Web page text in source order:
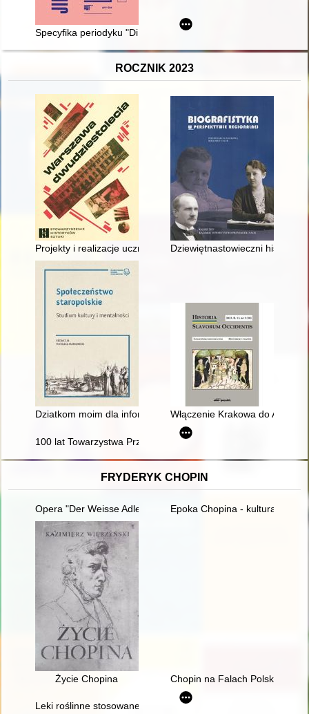
Specyfika periodyku "Di Goldene Kejt" w latach 1949-1959
ROCZNIK 2023
Projekty i realizacje uczniów Tadeusza Breyera w przestrzeni
Dziewiętnastowieczni
Dziatkom moim dla informacyjej przyszłego wieku" :
Włączenie Krakowa do Austrii
100 lat Towarzystwa Przyjaciół Sztuk Pięknych w Kielcach
FRYDERYK CHOPIN
Opera "Der Weisse Adler" Raoula Madera jako przykład
Epoka Chopina - kultura
Życie Chopina Chopin na Falach Polskiego
Leki roślinne stosowane w leczeniu Fryderyka Chopina